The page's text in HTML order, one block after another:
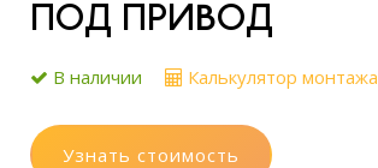
ПОД ПРИВОД
В наличии Калькулятор монтажа
Узнать стоимость